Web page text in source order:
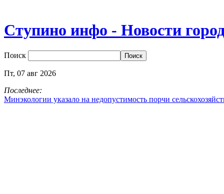
Ступино инфо - Новости
Поиск
Пт, 07 авг 2026
Последнее:
Минэкологии указало на недопустимость порчи